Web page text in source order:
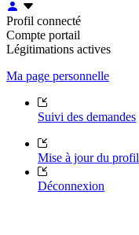
Profil connecté
Compte portail
Légitimations actives
Ma page personnelle
Suivi des demandes
Mise à jour du profil
Déconnexion